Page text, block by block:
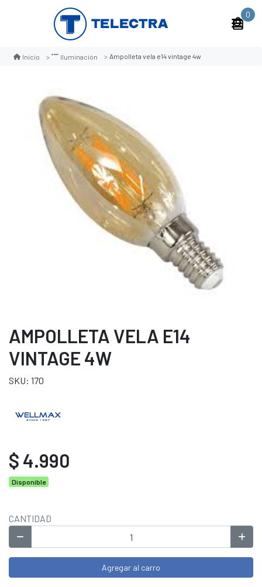
0
Inicio Iluminación Ampolleta vela e14 vintage 4w
AMPOLLETA VELA E14
VINTAGE 4W
SKU: 170
$ 4.990
Disponible
CANTIDAD
Agregar al carro